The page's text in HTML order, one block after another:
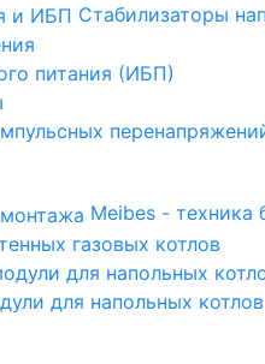
Стабилизаторы
питания (ИБП)
Meibes - техника
газовых котлов
для напольных
для напольных котлов